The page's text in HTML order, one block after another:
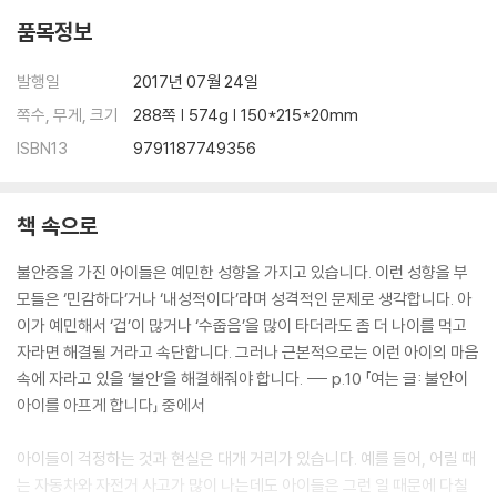
처음에는 소아과 의사와 상담하세요 l 어떤 약을 사용하나요? l 약물 치료
에는 장단점이 있어요 l 약 대신에 사용하는 방법들도 있습니다
제11장_불안의 종류별 치료 사례
간’을 만들어주세요 l 강박장애는 긴장을 푸는 게 중요합니다 l 사회적인 불
안에는 ‘그룹 치료’가 좋습니다 l 공황장애와 분리불안이 함께 있어요 l 아
이가 분리불안으로 구토공포증까지 생겼어요 l 범불안장애가 건강에 관한
불안까지 키운 경우 l 생각 습관을 바꾸면 의외로 빨리 나을 수 있습니다 l
불안장애가 오래되면 치료과정도 오래 걸립니다
닫는 글_불안을 극복한 아이의 밝은 미래
품목정보
발행일
2017년 07월 24일
쪽수, 무게, 크기
288쪽 | 574g | 150*215*20mm
ISBN13
9791187749356
책 속으로
불안증을 가진 아이들은 예민한 성향을 가지고 있습니다. 이런 성향을 부
모들은 ‘민감하다’거나 ‘내성적이다’라며 성격적인 문제로 생각합니다. 아
이가 예민해서 ‘겁’이 많거나 ‘수줍음’을 많이 타더라도 좀 더 나이를 먹고
자라면 해결될 거라고 속단합니다. 그러나 근본적으로는 이런 아이의 마음
속에 자라고 있을 ‘불안’을 해결해줘야 합니다. --- p.10 「여는 글: 불안이
아이를 아프게 합니다」 중에서
아이들이 걱정하는 것과 현실은 대개 거리가 있습니다. 예를 들어, 어릴 때
는 자동차와 자전거 사고가 많이 나는데도 아이들은 그런 일 때문에 다칠